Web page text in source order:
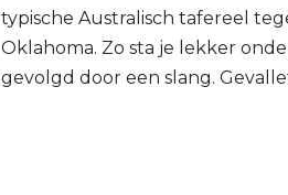
typische Australisch tafereel
Oklahoma. Zo sta je lekker
gevolgd door een slang.